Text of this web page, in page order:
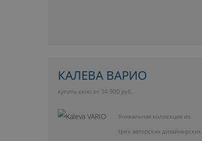
КАЛЕВА ВАРИО
купить окно от 34 900 руб.
Уникальная коллекция из
трех авторских дизайнерских